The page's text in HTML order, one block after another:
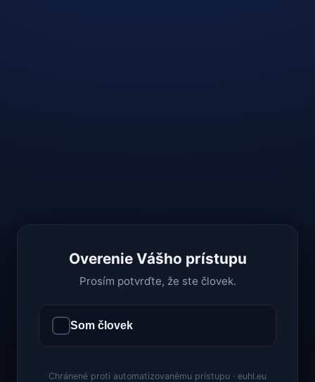
Overenie Vášho prístupu
Prosím potvrďte, že ste človek.
Som človek
Chránené proti automatizovanému prístupu · euhl.eu